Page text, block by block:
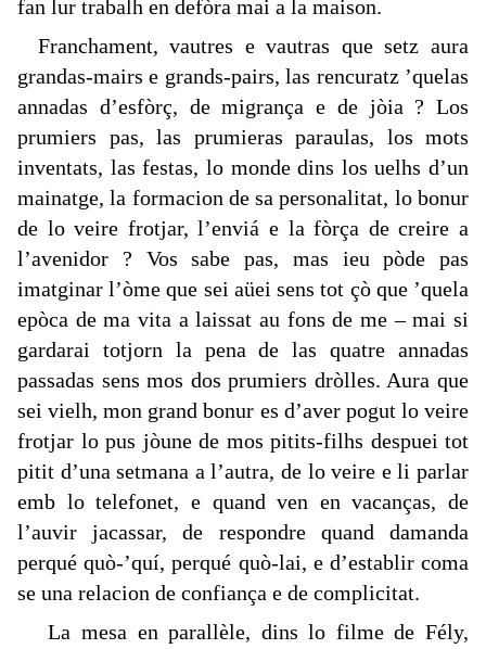
fan lur trabalh en defòra mai a la maison.
Franchament, vautres e vautras que setz aura
grandas-mairs e grands-pairs, las rencuratz ’quelas
annadas d’esfòrç, de migrança e de jòia ? Los
prumiers pas, las prumieras paraulas, los mots
inventats, las festas, lo monde dins los uelhs d’un
mainatge, la formacion de sa personalitat, lo bonur
de lo veire frotjar, l’enviá e la fòrça de creire a
l’avenidor ? Vos sabe pas, mas ieu pòde pas
imatginar l’òme que sei aüei sens tot çò que ’quela
epòca de ma vita a laissat au fons de me – mai si
gardarai totjorn la pena de las quatre annadas
passadas sens mos dos prumiers dròlles. Aura que
sei vielh, mon grand bonur es d’aver pogut lo veire
frotjar lo pus jòune de mos pitits-filhs despuei tot
pitit d’una setmana a l’autra, de lo veire e li parlar
emb lo telefonet, e quand ven en vacanças, de
l’auvir jacassar, de respondre quand damanda
perqué quò-’quí, perqué quò-lai, e d’establir coma
se una relacion de confiança e de complicitat.
La mesa en parallèle, dins lo filme de Fély,